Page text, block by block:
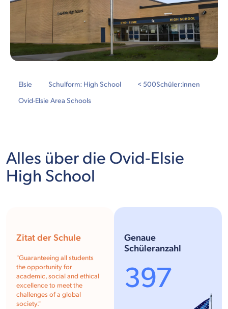
Elsie Schulform: High School < 500Schüler:innen
Ovid-Elsie Area Schools
Alles über die Ovid-Elsie
High School
Zitat der Schule
"Guaranteeing all students
the opportunity for
academic, social and ethical
excellence to meet the
challenges of a global
society."
Genaue
Schüleranzahl
397